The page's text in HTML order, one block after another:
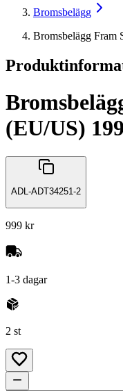
Bromsbelägg
Bromsbelägg Fram
(EU/US)
ADL-ADT34251-2
999 kr
1-3 dagar
2 st